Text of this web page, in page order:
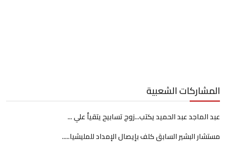
المشاركات الشعبية
عبد الماجد عبد الحميد يكتب...زوج تسابيح يتقيأ علي ...
مستشار البشير السابق كلف بإيصال الإمداد للمليشيا.....